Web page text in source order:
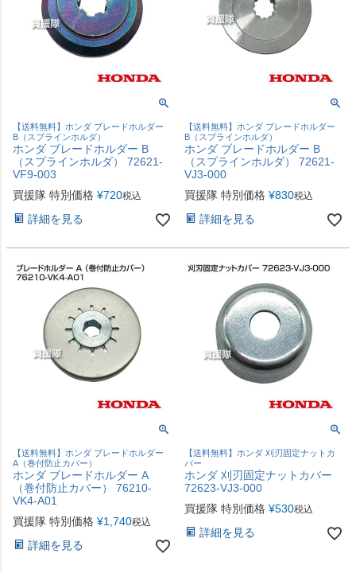
【送料無料】ホンダ ブレードホルダー
B（スプラインホルダ）
ホンダ ブレードホルダー B
（スプラインホルダ） 72621-
VF9-003
買援隊 特別価格 ¥720税込
詳細を見る
【送料無料】ホンダ ブレードホルダー
B（スプラインホルダ）
ホンダ ブレードホルダー B
（スプラインホルダ） 72621-
VJ3-000
買援隊 特別価格 ¥830税込
詳細を見る
【送料無料】ホンダ ブレードホルダー
A（巻付防止カバー）
ホンダ ブレードホルダー A
（巻付防止カバー） 76210-
VK4-A01
買援隊 特別価格 ¥1,740税込
詳細を見る
【送料無料】ホンダ 刈刃固定ナットカ
バー
ホンダ 刈刃固定ナットカバー
72623-VJ3-000
買援隊 特別価格 ¥530税込
詳細を見る